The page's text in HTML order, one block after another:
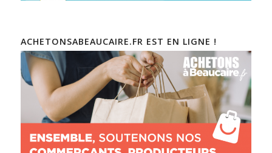
ACHETONSABEAUCAIRE.FR EST EN LIGNE !